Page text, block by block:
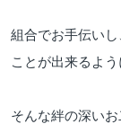
組合でお手伝い
ことが出来るよ
そんな絆の深い